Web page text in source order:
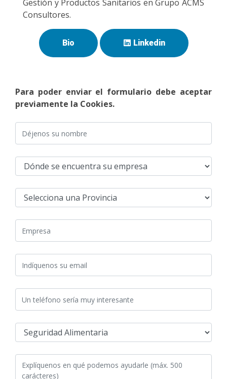
Gestión y Productos Sanitarios en Grupo ACMS
Consultores.
Bio Linkedin
Para poder enviar el formulario debe aceptar
previamente la Cookies.